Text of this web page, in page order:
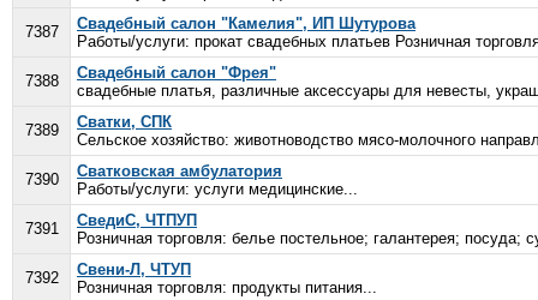
7387
Свадебный салон "Камелия", ИП Шутурова
Работы/услуги: прокат свадебных платьев Розничная
7388
Свадебный салон "Фрея"
свадебные платья, различные аксессуары для невесты,
7389
Сватки, СПК
Сельское хозяйство: животноводство мясо-молочного
7390
Сватковская амбулатория
Работы/услуги: услуги медицинские...
7391
СведиС, ЧТПУП
Розничная торговля: белье постельное; галантерея; посуда;
7392
Свени-Л, ЧТУП
Розничная торговля: продукты питания...